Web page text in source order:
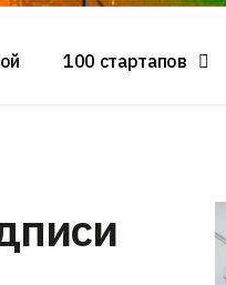
100 стартапов